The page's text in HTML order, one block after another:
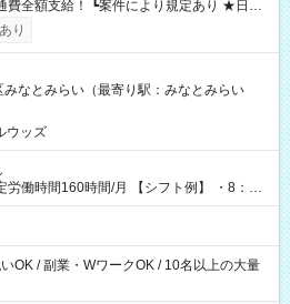
┗働いたその日に現金GET♪ お仕事後はコ
引き落とせます！ 【試用期間】試
り
なとみらい（最寄り駅：みなとみらい
ウッズ
時間/月 【シフト例】 ・8：00
OK / 副業・WワークOK / 10名以上の大量